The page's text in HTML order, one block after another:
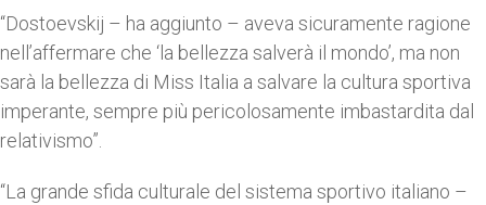
“Dostoevskij – ha aggiunto – aveva sicuramente ragione
nell’affermare che ‘la bellezza salverà il mondo’, ma non
sarà la bellezza di Miss Italia a salvare la cultura sportiva
imperante, sempre più pericolosamente imbastardita dal
relativismo”.
“La grande sfida culturale del sistema sportivo italiano –